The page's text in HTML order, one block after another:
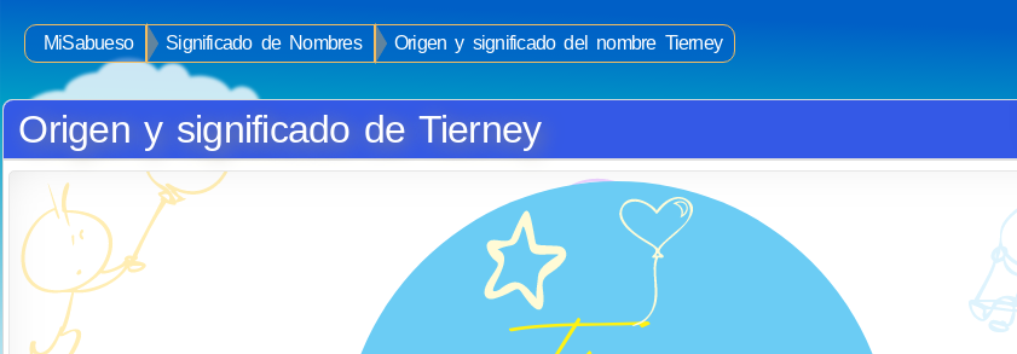
MiSabueso Significado de Nombres
Origen y significado del nombre Tierney
Origen y significado de Tierney